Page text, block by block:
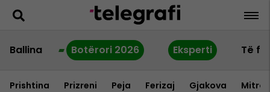
Ballina Botërori 2026 Eksperti Të
Prishtina Prizreni Peja Ferizaj Gjakova